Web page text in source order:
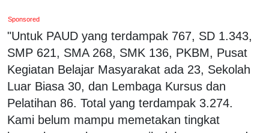
Sponsored
"Untuk PAUD yang terdampak 767, SD 1.343,
SMP 621, SMA 268, SMK 136, PKBM, Pusat
Kegiatan Belajar Masyarakat ada 23, Sekolah
Luar Biasa 30, dan Lembaga Kursus dan
Pelatihan 86. Total yang terdampak 3.274.
Kami belum mampu memetakan tingkat